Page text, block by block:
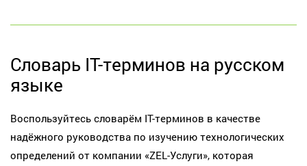
Словарь IT-терминов на русском
языке
Воспользуйтесь словарём IT-терминов в качестве
надёжного руководства по изучению технологических
определений от компании «ZEL-Услуги», которая